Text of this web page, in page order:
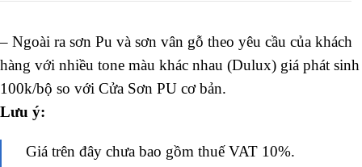
– Ngoài ra sơn Pu và sơn vân gỗ theo yêu cầu của khách
hàng với nhiều tone màu khác nhau (Dulux) giá phát sinh
100k/bộ so với Cửa Sơn PU cơ bản.
Lưu ý:
Giá trên đây chưa bao gồm thuế VAT 10%.